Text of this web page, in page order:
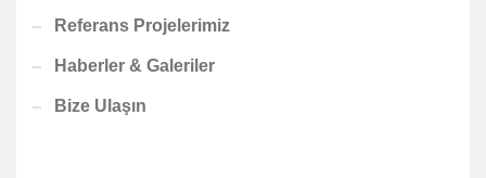
Referans Projelerimiz
Haberler & Galeriler
Bize Ulaşın